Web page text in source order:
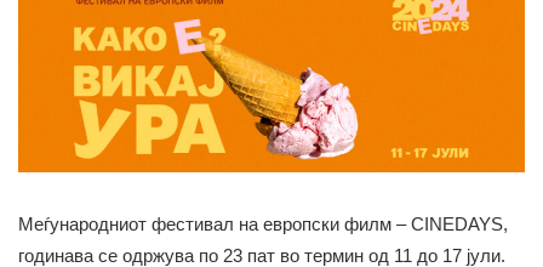
Меѓународниот фестивал на европски филм – CINEDAYS,
годинава се одржува по 23 пат во термин од 11 до 17 јули.